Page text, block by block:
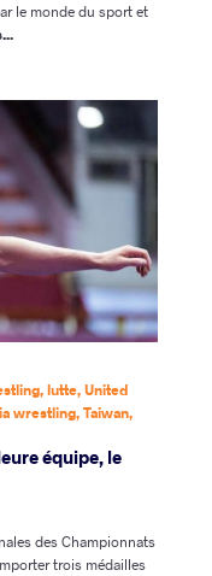
le monde du sport et
,lutte,United
wrestling,Taiwan,
équipe, le
des Championnats
trois médailles